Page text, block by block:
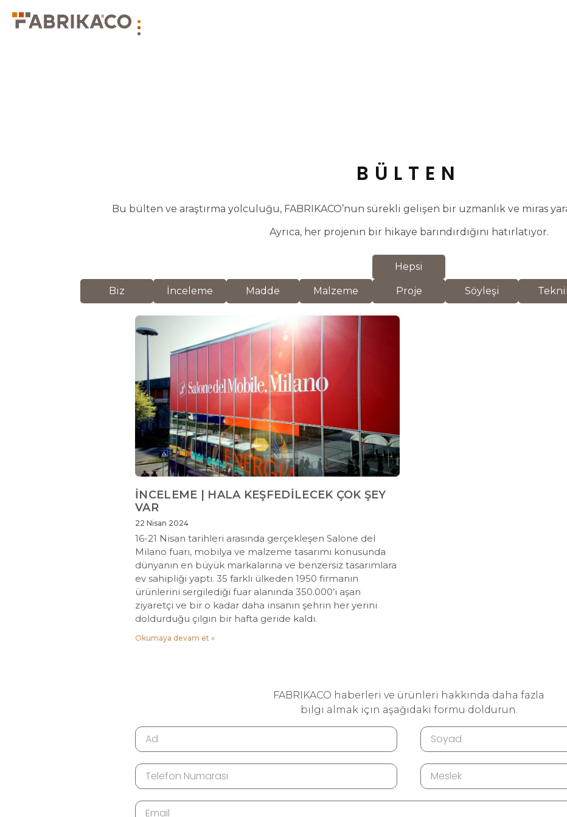
BÜLTEN
Bu bülten ve araştırma yolculuğu, FABRIKACO’nun sürekli gelişen bir uzmanlık ve miras
Ayrıca, her projenin bir hikaye barındırdığını hatırlatıyor.
Hepsi
Biz İnceleme Madde Malzeme Proje Söyleşi
İNCELEME | HALA KEŞFEDİLECEK ÇOK ŞEY
VAR
22 Nisan 2024
16-21 Nisan tarihleri arasında gerçekleşen Salone del
Milano fuarı, mobilya ve malzeme tasarımı konusunda
dünyanın en büyük markalarına ve benzersiz tasarımlara
ev sahipliği yaptı. 35 farklı ülkeden 1950 firmanın
ürünlerini sergilediği fuar alanında 350.000’i aşan
ziyaretçi ve bir o kadar daha insanın şehrin her yerini
doldurduğu çılgın bir hafta geride kaldı.
Okumaya devam et »
FABRIKACO haberleri ve ürünleri hakkında daha fazla
bilgi almak için aşağıdaki formu doldurun.